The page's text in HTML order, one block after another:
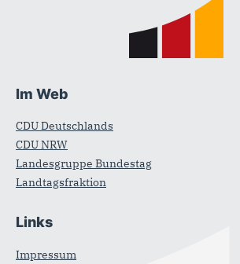
Im Web
CDU Deutschlands
CDU NRW
Landesgruppe Bundestag
Landtagsfraktion
Links
Impressum